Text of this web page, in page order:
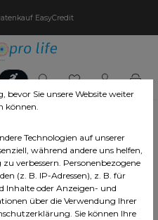
EasyCredit
Werkzeugleiste anzeigen
Du hast 0
Sie unsere Website weiter
können.
Technologien auf unserer
während andere uns helfen,
verbessern. Personenbezogene
(z. B. IP-Adressen), z. B. für
Inhalte oder Anzeigen- und
über die Verwendung Ihrer
Sie können Ihre